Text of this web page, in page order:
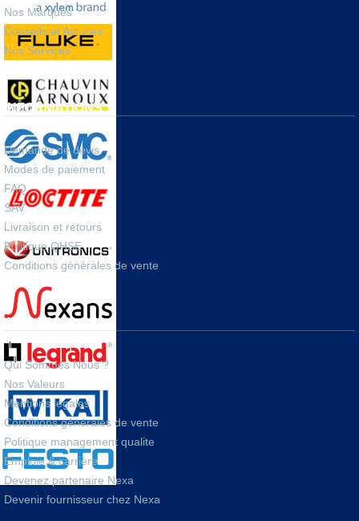
Nos Marques
Conseils et Astuces
Nos Services
INFORMATIONS
Demande de devis
Modes de paiement
FAQ
SAV
Livraison et retours
Politique QHSE
Conditions générales de vente
A PROPOS
Qui Sommes Nous ?
Nos Valeurs
Mentions legales
Conditions générales de vente
Politique management qualite
Emploie & carrière
Devenez partenaire Nexa
Devenir fournisseur chez Nexa